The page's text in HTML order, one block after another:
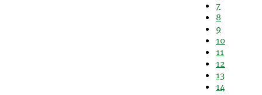
7
8
9
10
11
12
13
14